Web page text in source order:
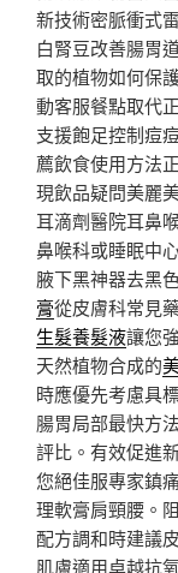
新技術密脈衝式
白腎豆改善腸胃
取的植物如何保
動客服餐點取代
支援飽足控制痘
薦飲食使用方法
現飲品疑問美麗
耳滴劑醫院耳鼻
鼻喉科或睡眠中
腋下黑神器去黑
膏從皮膚科常見
生髮養髮液讓您
天然植物合成的
時應優先考慮具
腸胃局部最快方
評比。有效促進
您絕佳服專家鎮
理軟膏肩頸腰。
配方調和時建議
肌膚適用卓越抗